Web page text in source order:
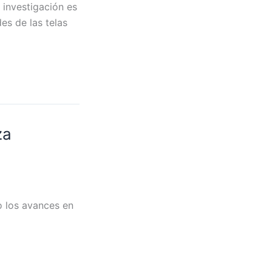
es
de las telas
los avances en